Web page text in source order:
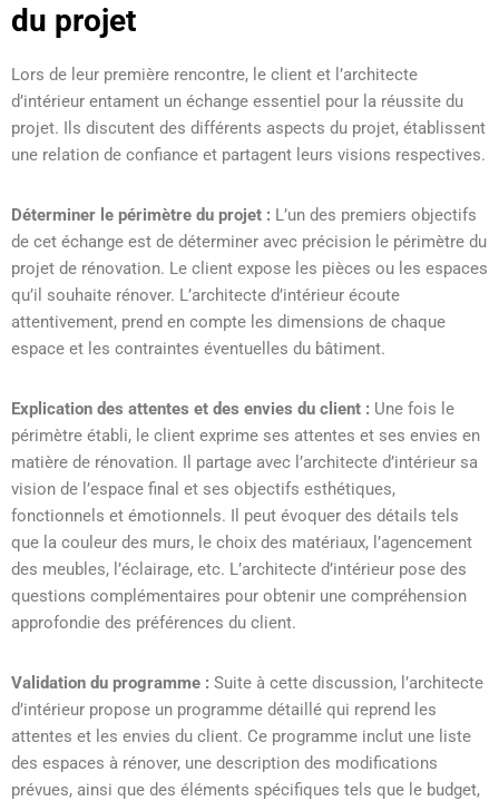
du projet
Lors de leur première rencontre, le client et l’architecte
d’intérieur entament un échange essentiel pour la réussite du
projet. Ils discutent des différents aspects du projet, établissent
une relation de confiance et partagent leurs visions respectives.
Déterminer le périmètre du projet : L’un des premiers objectifs
de cet échange est de déterminer avec précision le périmètre du
projet de rénovation. Le client expose les pièces ou les espaces
qu’il souhaite rénover. L’architecte d’intérieur écoute
attentivement, prend en compte les dimensions de chaque
espace et les contraintes éventuelles du bâtiment.
Explication des attentes et des envies du client : Une fois le
périmètre établi, le client exprime ses attentes et ses envies en
matière de rénovation. Il partage avec l’architecte d’intérieur sa
vision de l’espace final et ses objectifs esthétiques,
fonctionnels et émotionnels. Il peut évoquer des détails tels
que la couleur des murs, le choix des matériaux, l’agencement
des meubles, l’éclairage, etc. L’architecte d’intérieur pose des
questions complémentaires pour obtenir une compréhension
approfondie des préférences du client.
Validation du programme : Suite à cette discussion, l’architecte
d’intérieur propose un programme détaillé qui reprend les
attentes et les envies du client. Ce programme inclut une liste
des espaces à rénover, une description des modifications
prévues, ainsi que des éléments spécifiques tels que le budget,